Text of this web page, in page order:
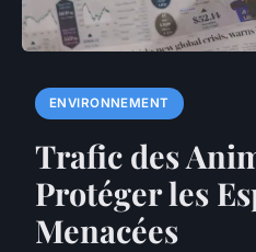
ENVIRONNEMENT
Trafic des
Protéger les
Menacées